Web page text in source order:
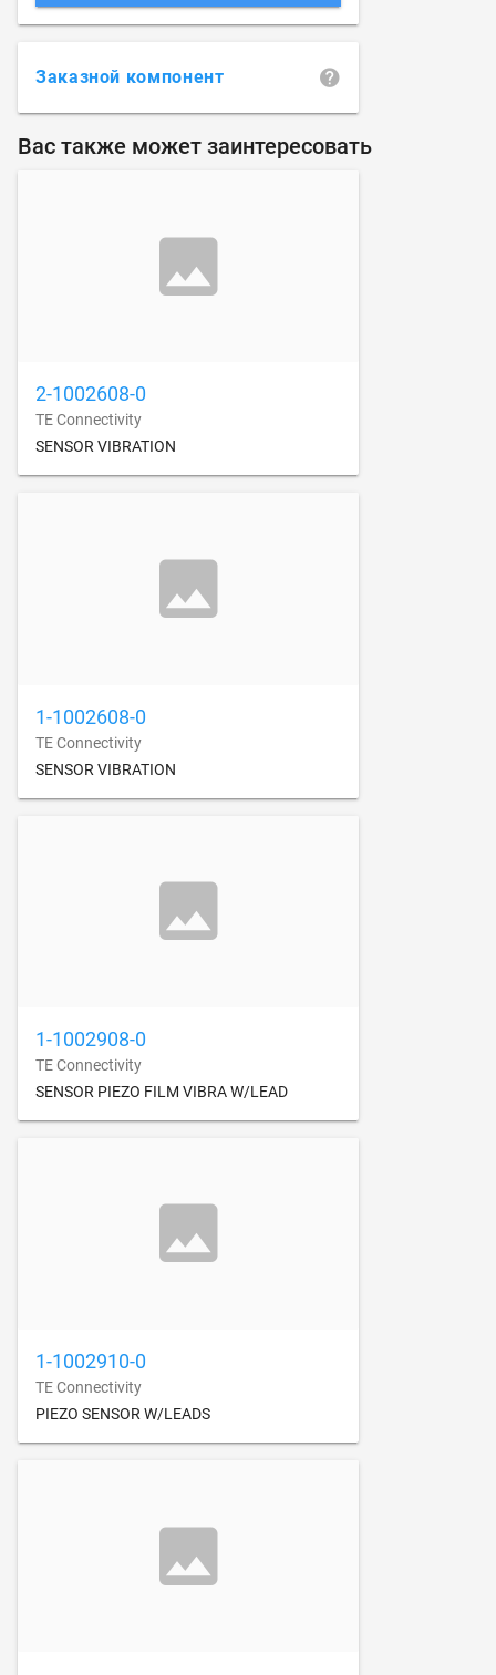
Заказной компонент
Вас также может заинтересовать
2-1002608-0
TE Connectivity
SENSOR VIBRATION
1-1002608-0
TE Connectivity
SENSOR VIBRATION
1-1002908-0
TE Connectivity
SENSOR PIEZO FILM VIBRA W/LEAD
1-1002910-0
TE Connectivity
PIEZO SENSOR W/LEADS